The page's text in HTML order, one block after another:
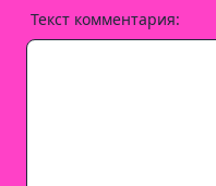
Текст комментария: